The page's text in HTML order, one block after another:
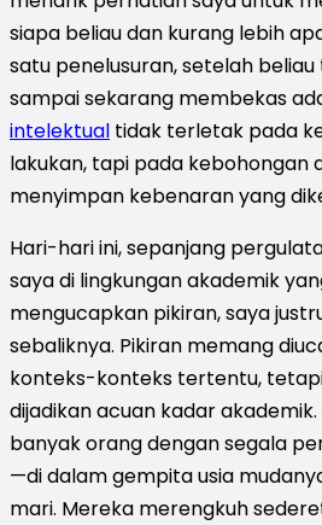
siapa beliau dan kurang lebih
satu penelusuran, setelah
sampai sekarang membekas
intelektual tidak terletak pada
lakukan, tapi pada kebohongan
menyimpan kebenaran yang
Hari-hari ini, sepanjang
saya di lingkungan akademik
mengucapkan pikiran, saya
sebaliknya. Pikiran memang
konteks-konteks tertentu,
dijadikan acuan kadar
banyak orang dengan segala
—di dalam gempita usia
mari. Mereka merengkuh